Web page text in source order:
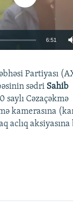
360p
1080p
6:51
Partiyası
sədri Sahib
saylı Cəzaçəkmə
kamerasına
aclıq aksiyasına